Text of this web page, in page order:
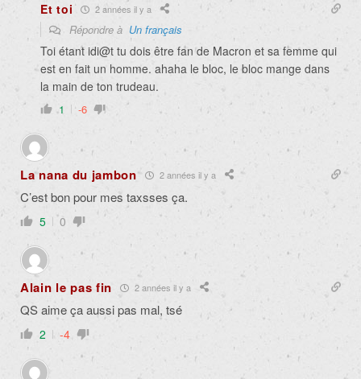
Et toi 2 années il y a
Répondre à Un français
Toi étant idi@t tu dois être fan de Macron et sa femme qui
est en fait un homme. ahaha le bloc, le bloc mange dans
la main de ton trudeau.
1 -6
La nana du jambon 2 années il y a
C’est bon pour mes taxsses ça.
5 0
Alain le pas fin 2 années il y a
QS aime ça aussi pas mal, tsé
2 -4